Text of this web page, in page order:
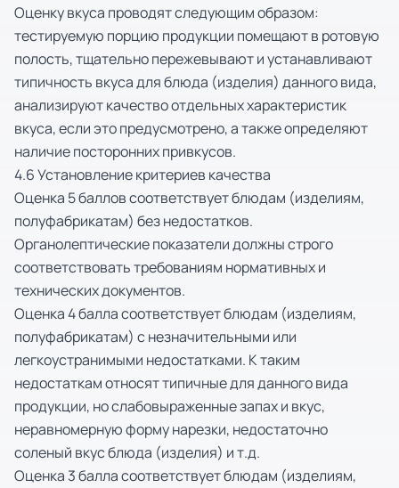
Оценку вкуса проводят следующим образом:
тестируемую порцию продукции помещают в ротовую
полость, тщательно пережевывают и устанавливают
типичность вкуса для блюда (изделия) данного вида,
анализируют качество отдельных характеристик
вкуса, если это предусмотрено, а также определяют
наличие посторонних привкусов.
4.6 Установление критериев качества
Оценка 5 баллов соответствует блюдам (изделиям,
полуфабрикатам) без недостатков.
Органолептические показатели должны строго
соответствовать требованиям нормативных и
технических документов.
Оценка 4 балла соответствует блюдам (изделиям,
полуфабрикатам) с незначительными или
легкоустранимыми недостатками. К таким
недостаткам относят типичные для данного вида
продукции, но слабовыраженные запах и вкус,
неравномерную форму нарезки, недостаточно
соленый вкус блюда (изделия) и т.д.
Оценка 3 балла соответствует блюдам (изделиям,